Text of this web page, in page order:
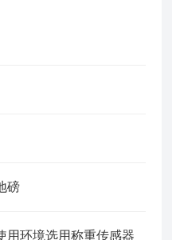
磅
用环境选用称重传感器